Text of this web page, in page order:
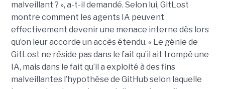
malveillant ? », a-t-il demandé. Selon lui, GitLost
montre comment les agents IA peuvent
effectivement devenir une menace interne dès lors
qu’on leur accorde un accès étendu. « Le génie de
GitLost ne réside pas dans le fait qu’il ait trompé une
IA, mais dans le fait qu’il a exploité à des fins
malveillantes l’hypothèse de GitHub selon laquelle